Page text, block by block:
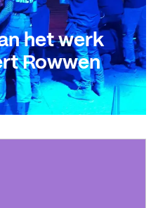
het werk
Rowwen